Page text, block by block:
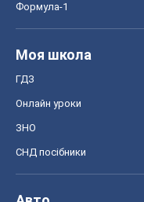
Формула-1
Моя школа
ГДЗ
Онлайн уроки
ЗНО
СНД посібники